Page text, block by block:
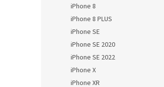
iPhone 8
iPhone 8 PLUS
iPhone SE
iPhone SE 2020
iPhone SE 2022
iPhone X
iPhone XR